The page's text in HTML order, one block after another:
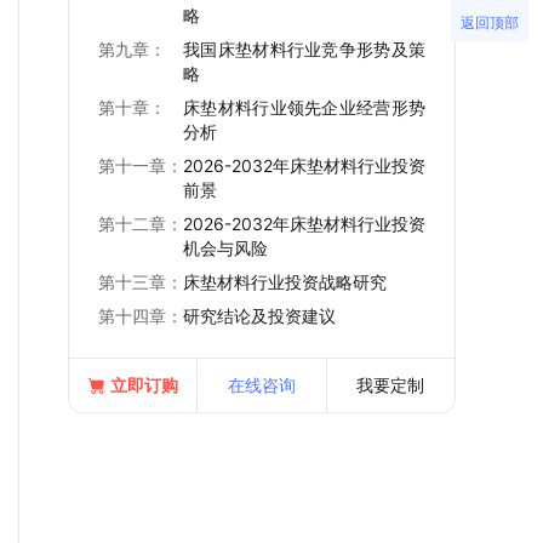
略
第九章：
我国床垫材料行业竞争形势及策
略
第十章：
床垫材料行业领先企业经营形势
分析
第十一章： 2026-2032年床垫材料行业投资
前景
第十二章： 2026-2032年床垫材料行业投资
机会与风险
第十三章： 床垫材料行业投资战略研究
第十四章： 研究结论及投资建议
立即订购 在线咨询 我要定制
返回顶部